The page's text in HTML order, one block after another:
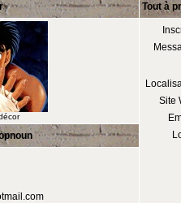
Tout à
Site